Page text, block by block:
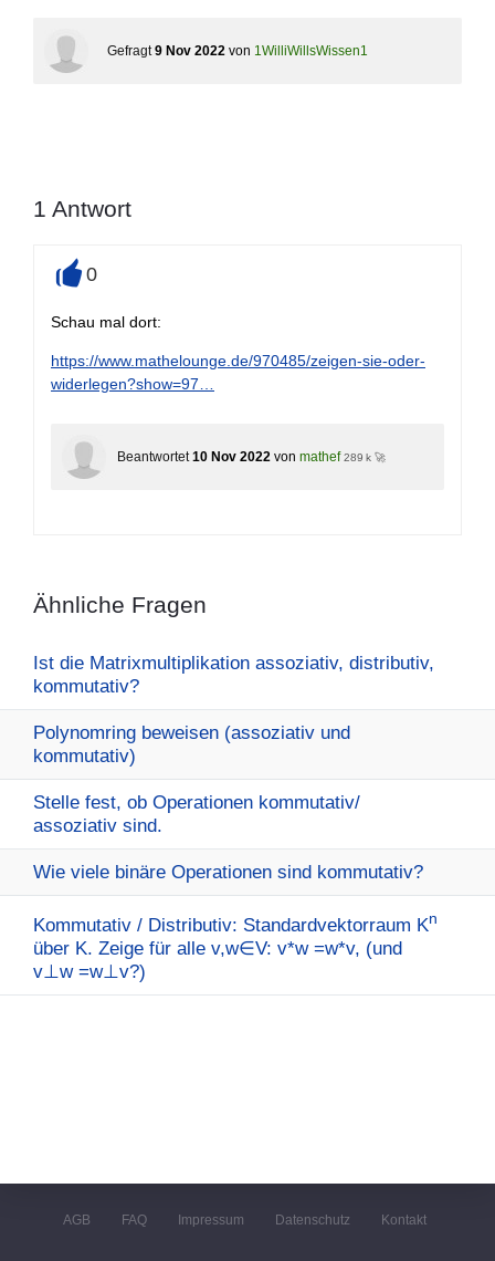
Gefragt 9 Nov 2022 von 1WilliWillsWissen1
1 Antwort
0
Schau mal dort:
https://www.mathelounge.de/970485/zeigen-sie-oder-
widerlegen?show=97…
Beantwortet 10 Nov 2022 von mathef 289 k 🚀
Ähnliche Fragen
Ist die Matrixmultiplikation assoziativ, distributiv,
kommutativ?
Polynomring beweisen (assoziativ und
kommutativ)
Stelle fest, ob Operationen kommutativ/
assoziativ sind.
Wie viele binäre Operationen sind kommutativ?
Kommutativ / Distributiv: Standardvektorraum Kn
über K. Zeige für alle v,w∈V: v*w =w*v, (und
v⊥w =w⊥v?)
AGB FAQ Impressum Datenschutz Kontakt